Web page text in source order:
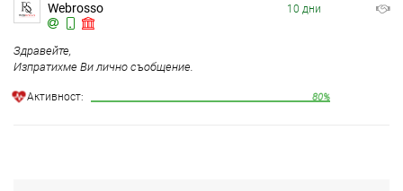
Webrosso
Здравейте,
Изпратихме Ви лично съобщение.
Aктивност: 80%
10 дни